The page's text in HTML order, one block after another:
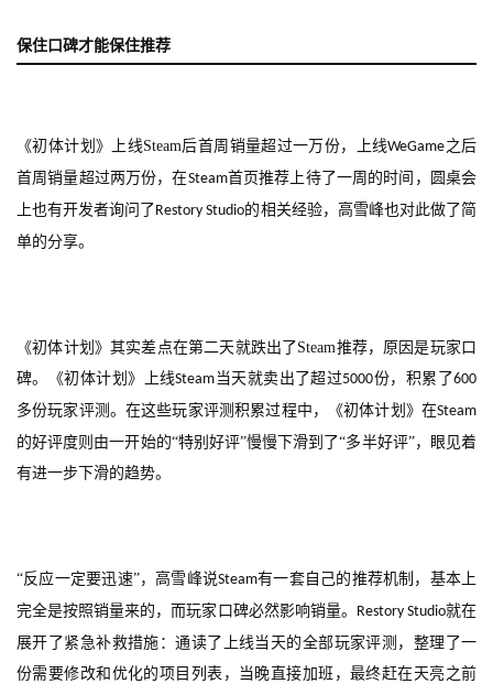
戏
闲
游
2
第
十
三
届
金
7
月
保住口碑才能保住推荐
《初体计划》上线Steam后首周销量超过一万份，上线WeGame之后
首周销量超过两万份，在Steam首页推荐上待了一周的时间，圆桌会
上也有开发者询问了Restory Studio的相关经验，高雪峰也对此做了简
单的分享。
《初体计划》其实差点在第二天就跌出了Steam推荐，原因是玩家口
碑。《初体计划》上线Steam当天就卖出了超过5000份，积累了600
多份玩家评测。在这些玩家评测积累过程中，《初体计划》在Steam
的好评度则由一开始的“特别好评”慢慢下滑到了“多半好评”，眼见着
有进一步下滑的趋势。
“反应一定要迅速”，高雪峰说Steam有一套自己的推荐机制，基本上
完全是按照销量来的，而玩家口碑必然影响销量。 Restory Studio就在
展开了紧急补救措施：通读了上线当天的全部玩家评测，整理了一
份需要修改和优化的项目列表，当晚直接加班，最终赶在天亮之前